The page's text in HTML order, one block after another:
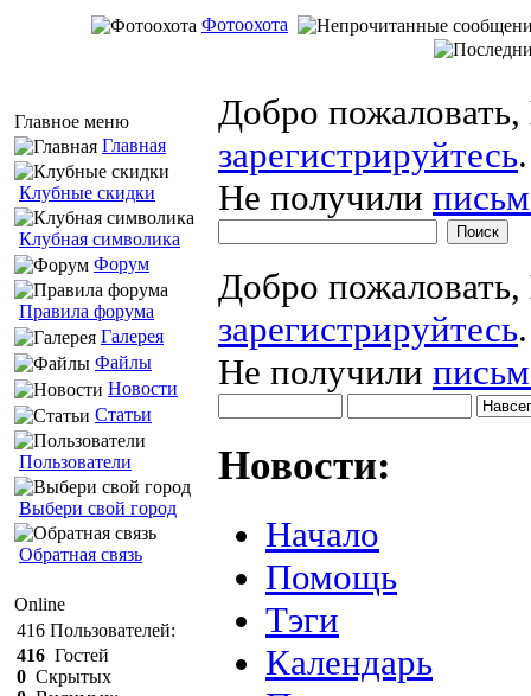
Фотоохота
Главное меню
Главная
Клубные скидки
Клубная символика
Форум
Правила форума
Галерея
Файлы
Новости
Статьи
Пользователи
Выбери свой город
Обратная связь
Online
416 Пользователей:
416 Гостей
0 Скрытых
Добро пожаловать,
зарегистрируйтесь.
Не получили
Добро пожаловать,
зарегистрируйтесь.
Не получили
Новости:
Начало
Помощь
Тэги
Календарь